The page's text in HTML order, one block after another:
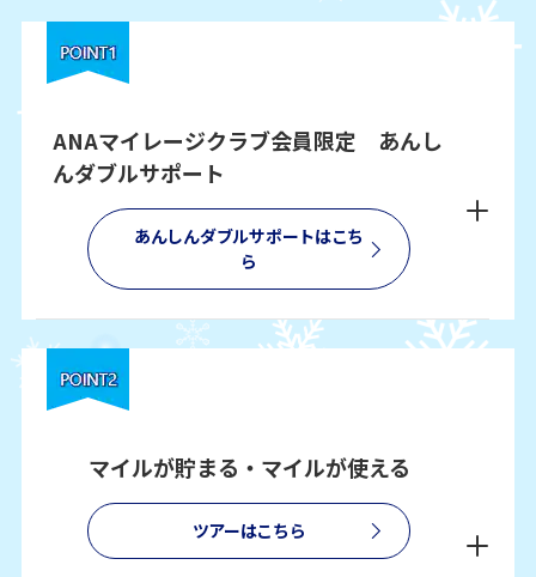
ANAマイレージクラブ会員限定 あんし
んダブルサポート
あんしんダブルサポートはこち
ら
マイルが貯まる・マイルが使える
ツアーはこちら